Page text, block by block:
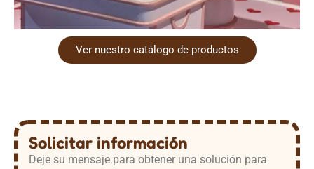
Ver nuestro catálogo de productos
Solicitar información
Deje su mensaje para obtener una solución para